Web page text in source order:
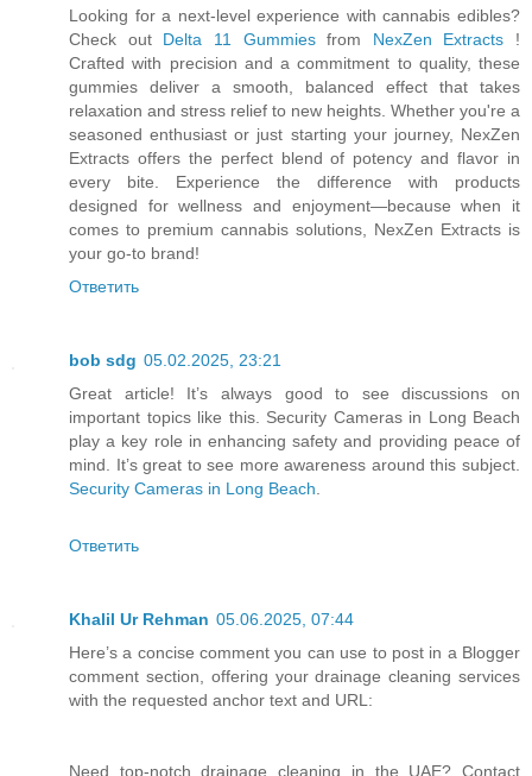
Looking for a next-level experience with cannabis edibles?
Check out Delta 11 Gummiesfrom NexZen Extracts !
Crafted with precision and a commitment to quality, these
gummies deliver a smooth, balanced effect that takes
relaxation and stress relief to new heights. Whether you're a
seasoned enthusiast or just starting your journey, NexZen
Extracts offers the perfect blend of potency and flavor in
every bite. Experience the difference with products
designed for wellness and enjoyment—because when it
comes to premium cannabis solutions, NexZen Extracts is
your go-to brand!
Ответить
bob sdg 05.02.2025, 23:21
Great article! It’s always good to see discussions on
important topics like this. Security Cameras in Long Beach
play a key role in enhancing safety and providing peace of
mind. It’s great to see more awareness around this subject.
Security Cameras in Long Beach
Ответить
Khalil Ur Rehman 05.06.2025, 07:44
Here’s a concise comment you can use to post in a Blogger
comment section, offering your drainage cleaning services
with the requested anchor text and URL:
Need top-notch drainage cleaning in the UAE? Contact